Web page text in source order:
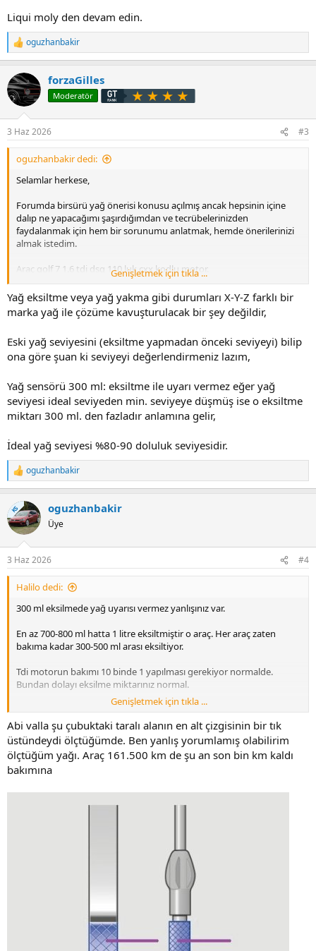
Aracında yağ eksiltip başka marka yağa geçtiğinde kesilen varsa yağ
önerilerinize açığım. Ayrıca motor sesi, sıcak havada aşırı ısınmaması
gibi kriterler benim için önemli. Şimdiden teşekkür ederim
Liqui moly den devam edin.
T
e
k
i
l
oguzhanbakir
forzaGilles
Moderatör
3 Haz 2026 #3
oguzhanbakir dedi:
Selamlar herkese,
Forumda birsürü yağ önerisi konusu açılmış ancak hepsinin içine
dalıp ne yapacağımı şaşırdığımdan ve tecrübelerinizden
faydalanmak için hem bir sorunumu anlatmak, hemde önerilerinizi
almak istedim.
Araç golf 7 1.6 tdi dsg 110 luk cxx kodlu motor.
Aracımda bir önceki bakımda forumda önerilen Liqui Moly Toptec
4200 5w30 yağ koymuştum. 9 bin km olduğunda araç yağ seviyesini
kontrol edin uyarısı verdi ve yağ sıcak iken araç düz zeminde 20 dk
gördüm.
üst heryerine baktırdım hiçbir kaçak yok aracımda.
Yağın performasından soğuk hava olsun sıcak hava olsun motor
sesi olsun oldukça memnunum ancak bu yağ eksiltme olayı canımı
Aracında yağ eksiltip başka marka yağa geçtiğinde kesilen varsa yağ
önerilerinize açığım. Ayrıca motor sesi, sıcak havada aşırı ısınmaması
gibi kriterler benim için önemli. Şimdiden teşekkür ederim
Genişletmek için tıkla ...
Yağ eksiltme veya yağ yakma gibi durumları X-Y-Z farklı bir
marka yağ ile çözüme kavuşturulacak bir şey değildir,
Eski yağ seviyesini (eksiltme yapmadan önceki seviyeyi) bilip
ona göre şuan ki seviyeyi değerlendirmeniz lazım,
Yağ sensörü 300 ml: eksiltme ile uyarı vermez eğer yağ
seviyesi ideal seviyeden min. seviyeye düşmüş ise o eksiltme
miktarı 300 ml. den fazladır anlamına gelir,
İdeal yağ seviyesi %80-90 doluluk seviyesidir.
T
e
k
i
l
oguzhanbakir
KS oguzhanbakir
Üye
3 Haz 2026 #4
Halilo dedi:
300 ml eksilmede yağ uyarısı vermez yanlışınız var.
En az 700-800 ml hatta 1 litre eksiltmiştir o araç. Her araç zaten
bakıma kadar 300-500 ml arası eksiltiyor.
Tdi motorun bakımı 10 binde 1 yapılması gerekiyor normalde.
Bundan dolayı eksilme miktarınız normal.
Araç kaç km de ?
Liqui moly den devam edin.
Genişletmek için tıkla ...
Abi valla şu çubuktaki taralı alanın en alt çizgisinin bir tık
üstündeydi ölçtüğümde. Ben yanlış yorumlamış olabilirim
ölçtüğüm yağı. Araç 161.500 km de şu an son bin km kaldı
bakımına